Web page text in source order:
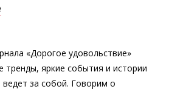
«Дорогое удовольствие»
яркие события и истории
ведет за собой. Говорим о